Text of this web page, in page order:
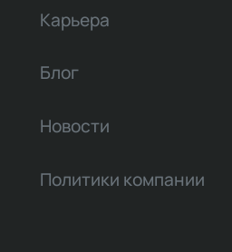
Карьера
Блог
Новости
Политики компании